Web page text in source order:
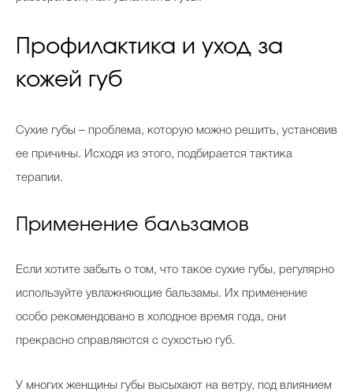
Профилактика и уход за
кожей губ
Сухие губы – проблема, которую можно решить, установив
ее причины. Исходя из этого, подбирается тактика
терапии.
Применение бальзамов
Если хотите забыть о том, что такое сухие губы, регулярно
используйте увлажняющие бальзамы. Их применение
особо рекомендовано в холодное время года, они
прекрасно справляются с сухостью губ.
У многих женщины губы высыхают на ветру, под влиянием